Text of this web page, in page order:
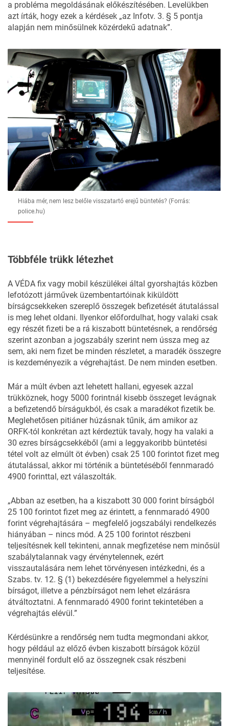
a probléma megoldásának előkészítésében. Levelükben
azt írták, hogy ezek a kérdések „az Infotv. 3. § 5 pontja
alapján nem minősülnek közérdekű adatnak”.
Hiába mér, nem lesz belőle visszatartó erejű büntetés? (Forrás:
police.hu)
Többféle trükk létezhet
A VÉDA fix vagy mobil készülékei által gyorshajtás közben
lefotózott járművek üzembentartóinak kiküldött
bírságcsekkeken szereplő összegek befizetését átutalással
is meg lehet oldani. Ilyenkor előfordulhat, hogy valaki csak
egy részét fizeti be a rá kiszabott büntetésnek, a rendőrség
szerint azonban a jogszabály szerint nem ússza meg az
sem, aki nem fizet be minden részletet, a maradék összegre
is kezdeményezik a végrehajtást. De nem minden esetben.
Már a múlt évben azt lehetett hallani, egyesek azzal
trükköznek, hogy 5000 forintnál kisebb összeget levágnak
a befizetendő bírságukból, és csak a maradékot fizetik be.
Meglehetősen pitiáner húzásnak tűnik, ám amikor az
ORFK-tól konkrétan azt kérdeztük tavaly, hogy ha valaki a
30 ezres bírságcsekkéből (ami a leggyakoribb büntetési
tétel volt az elmúlt öt évben) csak 25 100 forintot fizet meg
átutalással, akkor mi történik a büntetéséből fennmaradó
4900 forinttal, ezt válaszolták.
„Abban az esetben, ha a kiszabott 30 000 forint bírságból
25 100 forintot fizet meg az érintett, a fennmaradó 4900
forint végrehajtására – megfelelő jogszabályi rendelkezés
hiányában – nincs mód. A 25 100 forintot részbeni
teljesítésnek kell tekinteni, annak megfizetése nem minősül
szabálytalannak vagy érvénytelennek, ezért
visszautalására nem lehet törvényesen intézkedni, és a
Szabs. tv. 12. § (1) bekezdésére figyelemmel a helyszíni
bírságot, illetve a pénzbírságot nem lehet elzárásra
átváltoztatni. A fennmaradó 4900 forint tekintetében a
végrehajtás elévül.”
Kérdésünkre a rendőrség nem tudta megmondani akkor,
hogy például az előző évben kiszabott bírságok közül
mennyinél fordult elő az összegnek csak részbeni
teljesítése.